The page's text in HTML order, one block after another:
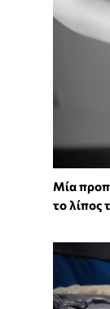
Μία
το λίπος